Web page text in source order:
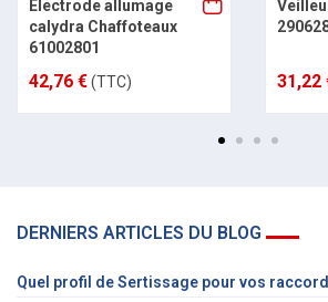
Electrode allumage
calydra Chaffoteaux
61002801
42,76 €(TTC) 31,22
DERNIERS ARTICLES DU BLOG
Quel profil de Sertissage pour vos